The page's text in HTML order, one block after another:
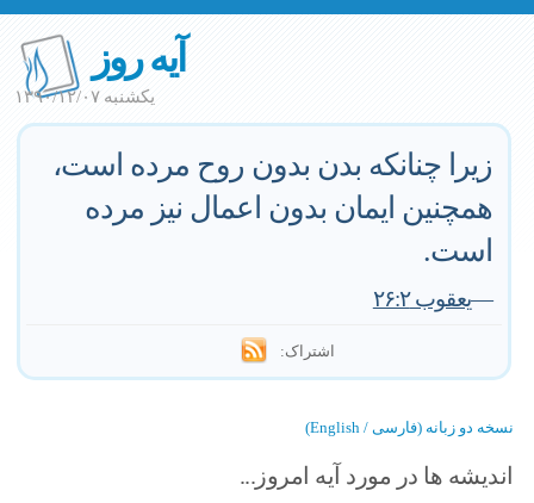
آیه روز
یکشنبه ۱۳۹۰/۱۲/۰۷
زیرا چنانکه بدن بدون روح مرده است،
همچنین ایمان بدون اعمال نیز مرده
است.
—یعقوب ۲۶:۲
اشتراک:
نسخه دو زبانه (فارسی / English)
اندیشه ها در مورد آیه امروز...